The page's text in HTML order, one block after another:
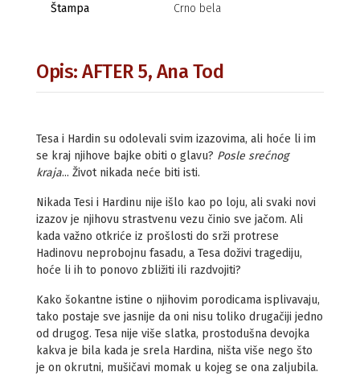
Štampa
Crno bela
Opis: AFTER 5, Ana Tod
Tesa i Hardin su odolevali svim izazovima, ali hoće li im
se kraj njihove bajke obiti o glavu? Posle srećnog
kraja... Život nikada neće biti isti.
Nikada Tesi i Hardinu nije išlo kao po loju, ali svaki novi
izazov je njihovu strastvenu vezu činio sve jačom. Ali
kada važno otkriće iz prošlosti do srži protrese
Hadinovu neprobojnu fasadu, a Tesa doživi tragediju,
hoće li ih to ponovo zbližiti ili razdvojiti?
Kako šokantne istine o njihovim porodicama isplivavaju,
tako postaje sve jasnije da oni nisu toliko drugačiji jedno
od drugog. Tesa nije više slatka, prostodušna devojka
kakva je bila kada je srela Hardina, ništa više nego što
je on okrutni, mušičavi momak u kojeg se ona zaljubila.